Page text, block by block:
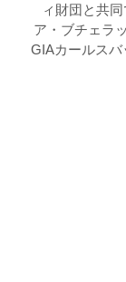
ィ財団と共
ア・ブチェラ
GIAカールスバ